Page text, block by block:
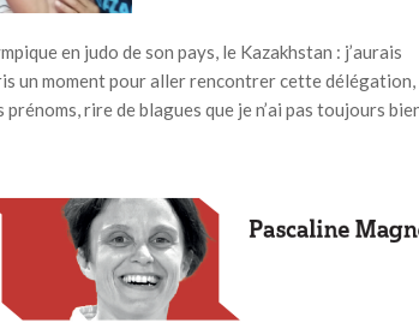
en judo de son pays, le Kazakhstan : j’aurais
un moment pour aller rencontrer cette délégation,
rire de blagues que je n’ai pas toujours